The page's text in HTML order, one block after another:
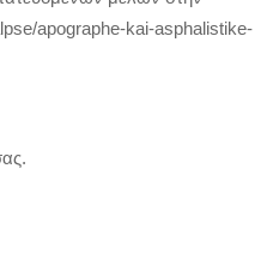
apographe-kai-asphalistike-